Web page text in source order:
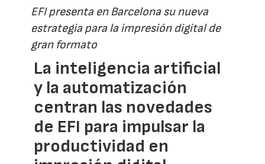
EFI presenta en Barcelona su nueva
estrategia para la impresión digital de
gran formato
La inteligencia artificial
y la automatización
centran las novedades
de EFI para impulsar la
productividad en